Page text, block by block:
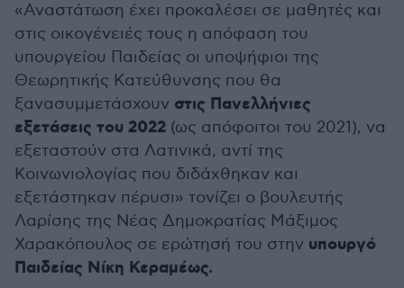
«Αναστάτωση έχει προκαλέσει σε μαθητές και
στις οικογένειές τους η απόφαση του
υπουργείου Παιδείας οι υποψήφιοι της
Θεωρητικής Κατεύθυνσης που θα
ξανασυμμετάσχουν στις Πανελλήνιες
εξετάσεις του 2022 (ως απόφοιτοι του 2021), να
εξεταστούν στα Λατινικά, αντί της
Κοινωνιολογίας που διδάχθηκαν και
εξετάστηκαν πέρυσι» τονίζει ο βουλευτής
Λαρίσης της Νέας Δημοκρατίας Μάξιμος
Χαρακόπουλος σε ερώτησή του στην υπουργό
Παιδείας Νίκη Κεραμέως.